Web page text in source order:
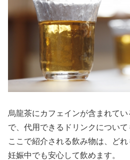
烏龍茶にカフェインが含まれて
で、代用できるドリンクについて
ここで紹介される飲み物は、ど
妊娠中でも安心して飲めます。